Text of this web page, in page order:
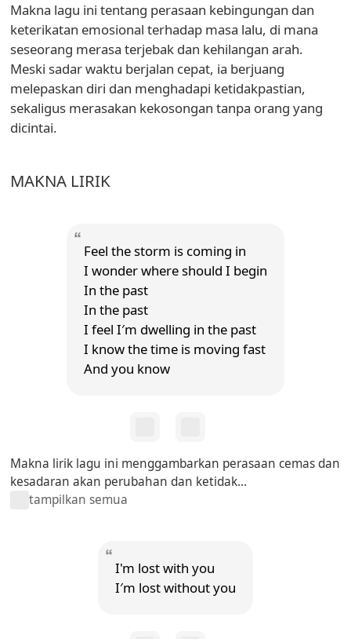
Makna lagu ini tentang perasaan kebingungan dan
keterikatan emosional terhadap masa lalu, di mana
seseorang merasa terjebak dan kehilangan arah.
Meski sadar waktu berjalan cepat, ia berjuang
melepaskan diri dan menghadapi ketidakpastian,
sekaligus merasakan kekosongan tanpa orang yang
dicintai.
MAKNA LIRIK
Feel the storm is coming in
I wonder where should I begin
In the past
In the past
I feel I′m dwelling in the past
I know the time is moving fast
And you know
Makna lirik lagu ini menggambarkan perasaan cemas dan
kesadaran akan perubahan dan ketidak...
tampilkan semua
I'm lost with you
I′m lost without you